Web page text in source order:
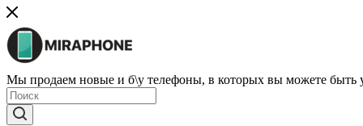
Мы продаем новые и б\у телефоны, в которых вы можете быть